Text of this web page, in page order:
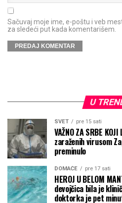
Sačuvaj moje ime, e-poštu i veb
za sledeći put kada komentarišem.
U
SVET pre 15 sati
VAŽNO ZA SRBE
zaraženih virusom
preminulo
DOMAĆE pre 17 sati
HEROJ U BELOM
devojčica bila je
doktorka je pet